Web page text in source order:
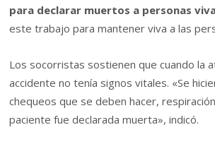
para declarar muertos a personas
este trabajo para mantener viva a las
Los socorristas sostienen que cuando la
accidente no tenía signos vitales. «Se
chequeos que se deben hacer,
paciente fue declarada muerta», indicó.